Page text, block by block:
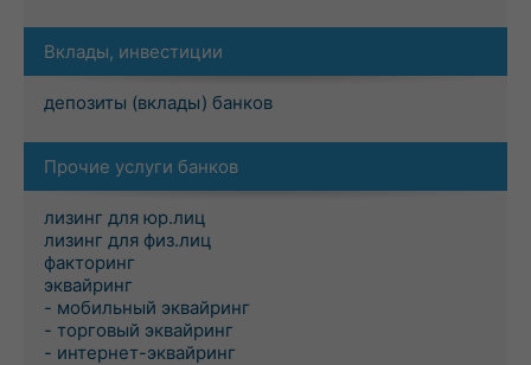
Вклады, инвестиции
депозиты (вклады) банков
Прочие услуги банков
лизинг для юр.лиц
лизинг для физ.лиц
факторинг
эквайринг
- мобильный эквайринг
- торговый эквайринг
- интернет-эквайринг